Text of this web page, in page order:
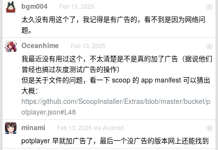
1
bgm004 Feb 13, 2025
太久没有用这个了，我记得是有广告的，看不到是因为网络问
题。
2
Oceanhime Feb 13, 2025
我最近没有用过这个，不太清楚是不是真的加了广告（据说他们
曾经也搞过灰度测试广告的操作）
但是关于文件的问题，看一下 scoop 的 app manifest 可以猜出
大概：
https://github.com/ScoopInstaller/Extras/blob/master/bucket/p
otplayer.json#L48
3
minami Feb 13, 2025 via Android
potplayer 早就加广告了，最后一个没广告的版本网上还能找到